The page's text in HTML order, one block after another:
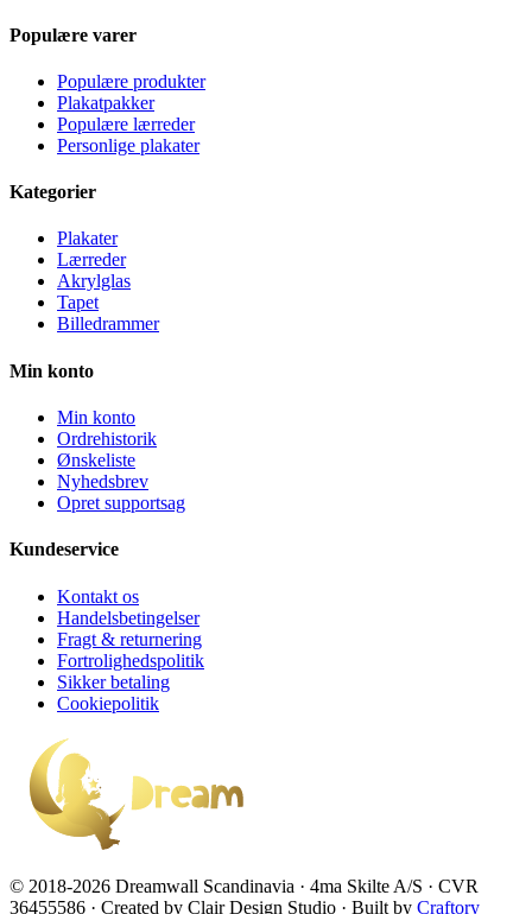
Populære varer
Populære produkter
Plakatpakker
Populære lærreder
Personlige plakater
Kategorier
Plakater
Lærreder
Akrylglas
Tapet
Billedrammer
Min konto
Min konto
Ordrehistorik
Ønskeliste
Nyhedsbrev
Opret supportsag
Kundeservice
Kontakt os
Handelsbetingelser
Fragt & returnering
Fortrolighedspolitik
Sikker betaling
Cookiepolitik
© 2018-2026 Dreamwall Scandinavia · 4ma Skilte A/S · CVR
36455586 · Created by Clair Design Studio · Built by Craftory